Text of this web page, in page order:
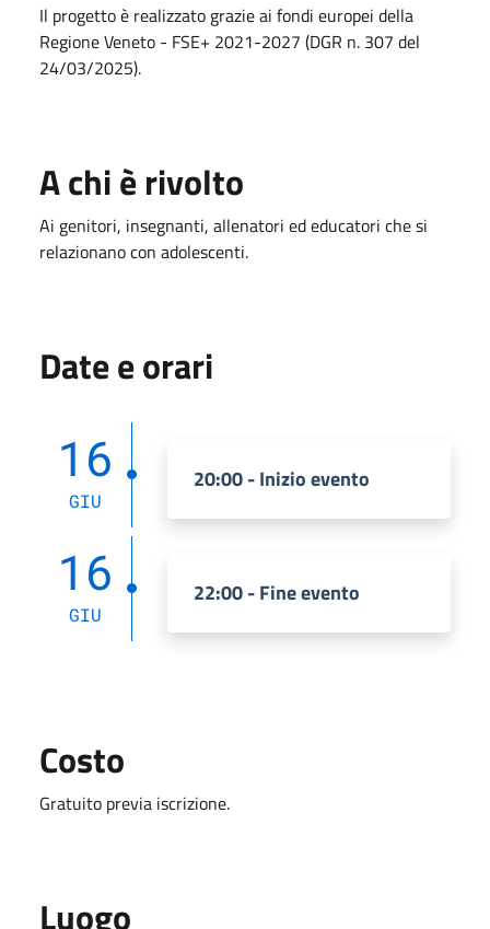
Il progetto è realizzato grazie ai fondi europei della
Regione Veneto - FSE+ 2021-2027 (DGR n. 307 del
24/03/2025).
A chi è rivolto
Ai genitori, insegnanti, allenatori ed educatori che si
relazionano con adolescenti.
Date e orari
16
GIU
20:00 - Inizio evento
16
GIU
22:00 - Fine evento
Costo
Gratuito previa iscrizione.
Luogo